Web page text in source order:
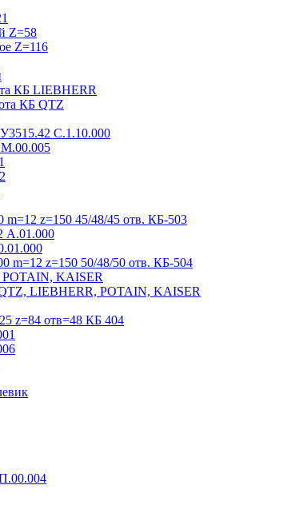
Z=58
Z=116
КБ LIEBHERR
КБ QTZ
С.1.10.000
М.00.005
z=150 45/48/45 отв. КБ-503
А.01.000
m=12 z=150 50/48/50 отв. КБ-504
KAISER
QTZ, LIEBHERR, POTAIN, KAISER
z=84 отв=48 КБ 404